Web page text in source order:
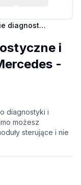
Oprogramowanie diagnostyczne i kodujące Vediamo dla Mercedes - zdalna instalacja
i
-
diagnostyki i
możesz
sterujące i nie